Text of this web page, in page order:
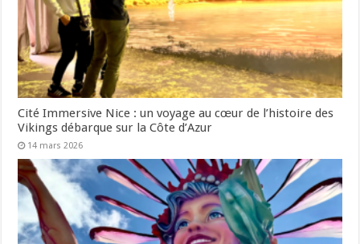
Cité Immersive Nice : un voyage au cœur de l’histoire des
Vikings débarque sur la Côte d’Azur
14 mars 2026